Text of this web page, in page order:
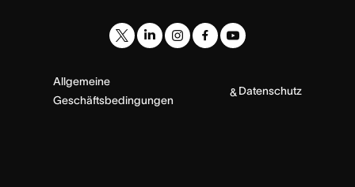
Allgemeine
Geschäftsbedingungen
& Datenschutz